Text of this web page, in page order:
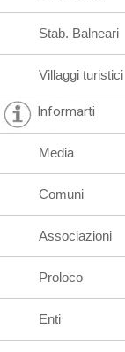
Stab. Balneari
Villaggi turistici
Informarti
Media
Comuni
Associazioni
Proloco
Enti